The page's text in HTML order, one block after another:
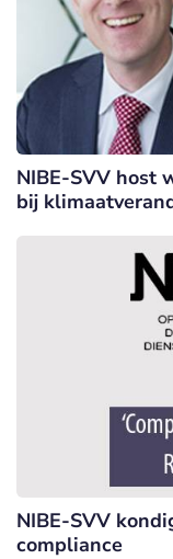
NIBE-SVV host
bij
NIBE-SVV
compliance